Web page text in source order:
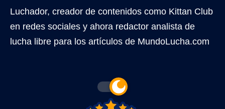
Luchador, creador de contenidos como Kittan Club
en redes sociales y ahora redactor analista de
lucha libre para los artículos de MundoLucha.com